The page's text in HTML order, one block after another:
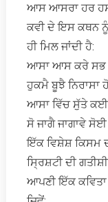
ਆਸ ਆਸਰਾ ਹਰ
ਕਵੀ ਦੇ ਇਸ ਕਥਨ
ਹੀ ਮਿਲ ਜਾਂਦੀ ਹੈ:
ਆਸਾ ਆਸ ਕਰੇ
ਹੁਕਮੈ ਬੂਝੈ ਨਿਰਾਸਾ
ਆਸਾ ਵਿੱਚ ਸੁੱਤੇ
ਸੋ ਜਾਗੈ ਜਾਗਾਵੇ
ਇੱਕ ਵਿਸ਼ੇਸ਼ ਕਿਸਮ
ਸ੍ਰਿਸ਼ਟੀ ਦੀ
ਆਪਣੀ ਇੱਕ ਕਵਿਤਾ